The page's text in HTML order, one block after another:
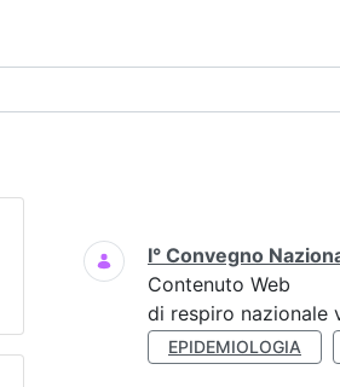
- Eventi
Ricerca
I° Convegno
Contenuto Web
di respiro
EPIDEMIOLOGIA